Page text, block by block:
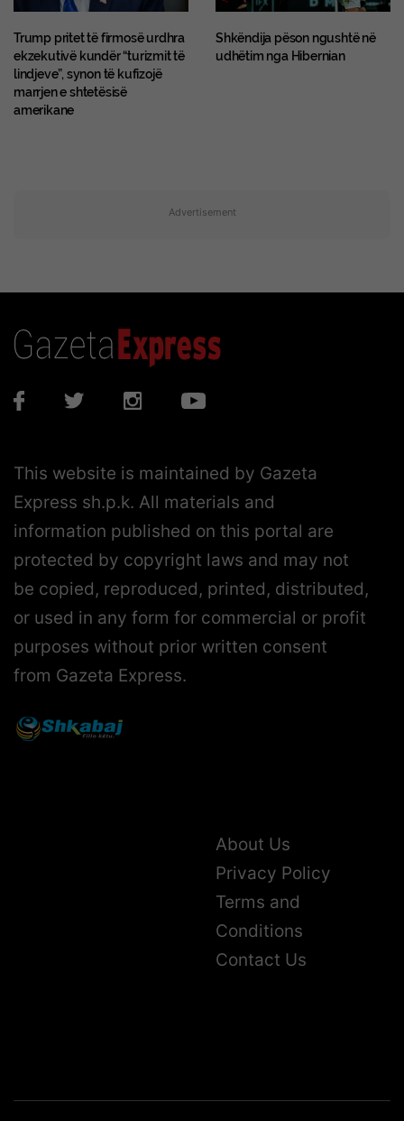
Trump pritet të firmosë urdhra
ekzekutivë kundër “turizmit të
lindjeve”, synon të kufizojë
marrjen e shtetësisë
amerikane
Shkëndija pëson ngushtë në
udhëtim nga Hibernian
Advertisement
This website is maintained by Gazeta
Express sh.p.k. All materials and
information published on this portal are
protected by copyright laws and may not
be copied, reproduced, printed, distributed,
or used in any form for commercial or profit
purposes without prior written consent
from Gazeta Express.
About Us
Privacy Policy
Terms and
Conditions
Contact Us